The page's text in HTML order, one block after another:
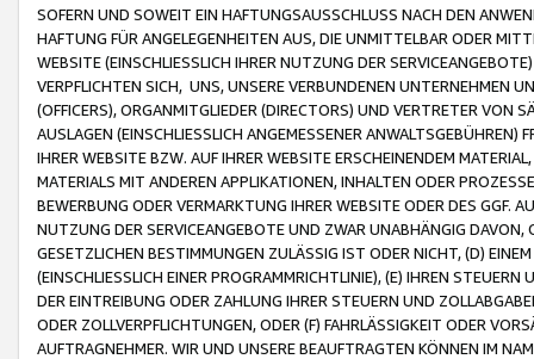
SOFERN UND SOWEIT EIN HAFTUNGSAUSSCHLUSS NACH DEN
HAFTUNG FÜR ANGELEGENHEITEN AUS, DIE UNMITTELBAR ODER
WEBSITE (EINSCHLIESSLICH IHRER NUTZUNG DER
VERPFLICHTEN SICH, UNS, UNSERE VERBUNDENEN UNTERNEHMEN
(OFFICERS), ORGANMITGLIEDER (DIRECTORS) UND VERTRETER VON
AUSLAGEN (EINSCHLIESSLICH ANGEMESSENER
IHRER WEBSITE BZW. AUF IHRER WEBSITE ERSCHEINENDEM
MATERIALS MIT ANDEREN APPLIKATIONEN, INHALTEN ODER
BEWERBUNG ODER VERMARKTUNG IHRER WEBSITE ODER DES GGF.
NUTZUNG DER SERVICEANGEBOTE UND ZWAR UNABHÄNGIG
GESETZLICHEN BESTIMMUNGEN ZULÄSSIG IST ODER NICHT, (D)
(EINSCHLIESSLICH EINER PROGRAMMRICHTLINIE), (E) IHREN
DER EINTREIBUNG ODER ZAHLUNG IHRER STEUERN UND
ODER ZOLLVERPFLICHTUNGEN, ODER (F) FAHRLÄSSIGKEIT ODER
AUFTRAGNEHMER. WIR UND UNSERE BEAUFTRAGTEN KÖNNEN IM